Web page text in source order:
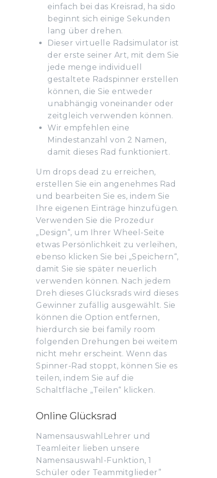
einfach bei das Kreisrad, ha sido
beginnt sich einige Sekunden
lang über drehen.
Dieser virtuelle Radsimulator ist
der erste seiner Art, mit dem Sie
jede menge individuell
gestaltete Radspinner erstellen
können, die Sie entweder
unabhängig voneinander oder
zeitgleich verwenden können.
Wir empfehlen eine
Mindestanzahl von 2 Namen,
damit dieses Rad funktioniert.
Um drops dead zu erreichen,
erstellen Sie ein angenehmes Rad
und bearbeiten Sie es, indem Sie
Ihre eigenen Einträge hinzufügen.
Verwenden Sie die Prozedur
„Design“, um Ihrer Wheel-Seite
etwas Persönlichkeit zu verleihen,
ebenso klicken Sie bei „Speichern“,
damit Sie sie später neuerlich
verwenden können. Nach jedem
Dreh dieses Glücksrads wird dieses
Gewinner zufällig ausgewählt. Sie
können die Option entfernen,
hierdurch sie bei family room
folgenden Drehungen bei weitem
nicht mehr erscheint. Wenn das
Spinner-Rad stoppt, können Sie es
teilen, indem Sie auf die
Schaltfläche „Teilen“ klicken.
Online Glücksrad
NamensauswahlLehrer und
Teamleiter lieben unsere
Namensauswahl-Funktion, 1
Schüler oder Teammitglieder”